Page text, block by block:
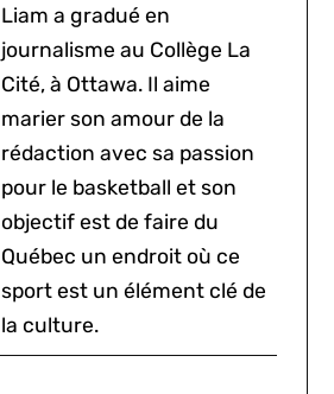
Liam a gradué en
journalisme au Collège La
Cité, à Ottawa. Il aime
marier son amour de la
rédaction avec sa passion
pour le basketball et son
objectif est de faire du
Québec un endroit où ce
sport est un élément clé de
la culture.